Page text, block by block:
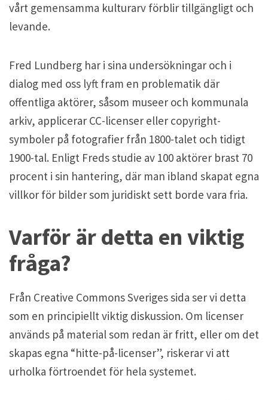
vårt gemensamma kulturarv förblir tillgängligt och
levande.
Fred Lundberg har i sina undersökningar och i
dialog med oss lyft fram en problematik där
offentliga aktörer, såsom museer och kommunala
arkiv, applicerar CC-licenser eller copyright-
symboler på fotografier från 1800-talet och tidigt
1900-tal. Enligt Freds studie av 100 aktörer brast 70
procent i sin hantering, där man ibland skapat egna
villkor för bilder som juridiskt sett borde vara fria.
Varför är detta en viktig
fråga?
Från Creative Commons Sveriges sida ser vi detta
som en principiellt viktig diskussion. Om licenser
används på material som redan är fritt, eller om det
skapas egna “hitte-på-licenser”, riskerar vi att
urholka förtroendet för hela systemet.